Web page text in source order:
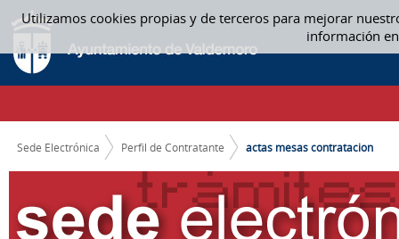
Utilizamos cookies propias y de terceros para mejorar
información
Saltar al contenido
ACTAS MESA CONTRATACIÓN - ACTAS MESAS CONTRATACION
CAMINO DE MIGAS
Sede Electrónica Perfil de Contratante actas mesas contratacion